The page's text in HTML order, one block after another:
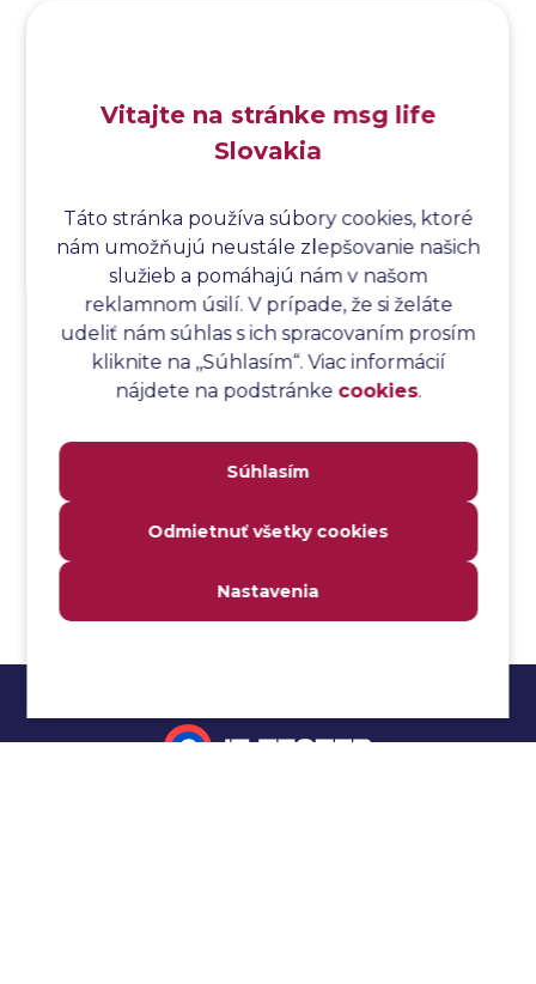
Analýza príčin a následkov
Analýza spôsobu a následkov zlyhania softvéru
Analýza stromu chýb
Analýza stromu chýb softvéru
Analýza testovacieho bodu
Analýza toku riadenia
Analýza toku údajov
Analýza webových stránok a inventár meraní
Analyzovateľnosť
Anti-malvér
Vitajte na stránke msg life
Slovakia
Táto stránka používa súbory cookies, ktoré
nám umožňujú neustále zlepšovanie našich
služieb a pomáhajú nám v našom
reklamnom úsilí. V prípade, že si želáte
udeliť nám súhlas s ich spracovaním prosím
kliknite na ,,Súhlasím“. Viac informácií
nájdete na podstránke cookies.
Súhlasím
Odmietnuť všetky cookies
Nastavenia